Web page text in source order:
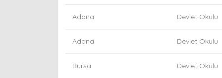
Adana Devlet Okulu
Adana Devlet Okulu
Bursa Devlet Okulu